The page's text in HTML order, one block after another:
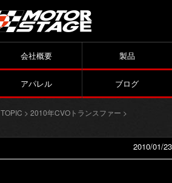
会社概要 製品
アパレル ブログ
TOPIC > 2010年CVOトランスファー >
2010/01/23